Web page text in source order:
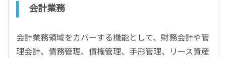
会計業務
会計業務領域をカバーする機能として、財務会計や管
理会計、債務管理、債権管理、手形管理、リース資産